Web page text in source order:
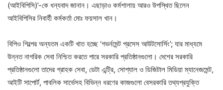
(আইবিপিসি)’-কে ধন্যবাদ জানান। এছাড়াও কর্মশালায় আরও উপস্থিত ছিলেন
আইবিপিসির নিবার্হী কর্মকর্তা মোঃ ফয়সাল খান।
বিপিও শিল্পের অন্যতম একটি খাত হচ্ছে ‘গভর্নমেন্ট প্রসেস আউটসোর্সিং’; যার মাধ্যমে
উন্নত নাগরিক সেবা নিশ্চিত করতে পারে সরকারি প্রতিষ্ঠানগুলো। দেশের সরকারি
প্রতিষ্ঠানগুলো তাদের গ্রাহক সেবা, ডেটা এন্ট্রি, সোশ্যাল ও ডিজিটাল মিডিয়া ম্যানেজমেন্ট,
আইটি সাপোর্ট, পাবলিক সার্ভেসহ বিভিন্ন ধরণের কাজগুলো বেসরকারি তথ্যপ্রযুক্তি